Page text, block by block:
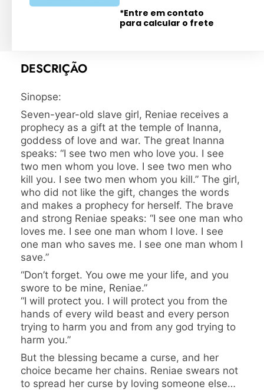
*Entre em contato
para calcular o frete
DESCRIÇÃO
Sinopse:
Seven-year-old slave girl, Reniae receives a
prophecy as a gift at the temple of Inanna,
goddess of love and war. The great Inanna
speaks: “I see two men who love you. I see
two men whom you love. I see two men who
kill you. I see two men whom you kill.” The girl,
who did not like the gift, changes the words
and makes a prophecy for herself. The brave
and strong Reniae speaks: “I see one man who
loves me. I see one man whom I love. I see
one man who saves me. I see one man whom I
save.”
“Don’t forget. You owe me your life, and you
swore to be mine, Reniae.”
“I will protect you. I will protect you from the
hands of every wild beast and every person
trying to harm you and from any god trying to
harm you.”
But the blessing became a curse, and her
choice became her chains. Reniae swears not
to spread her curse by loving someone else…